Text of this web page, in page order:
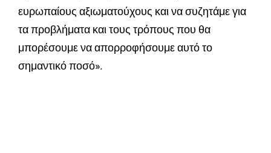
ευρωπαίους αξιωματούχους και να συζητάμε για
τα προβλήματα και τους τρόπους που θα
μπορέσουμε να απορροφήσουμε αυτό το
σημαντικό ποσό».